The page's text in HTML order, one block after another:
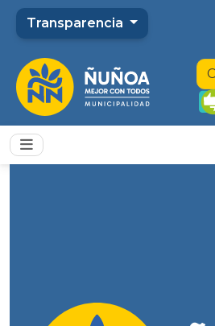
Transparencia